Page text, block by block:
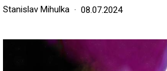
Stanislav Mihulka 08.07.2024